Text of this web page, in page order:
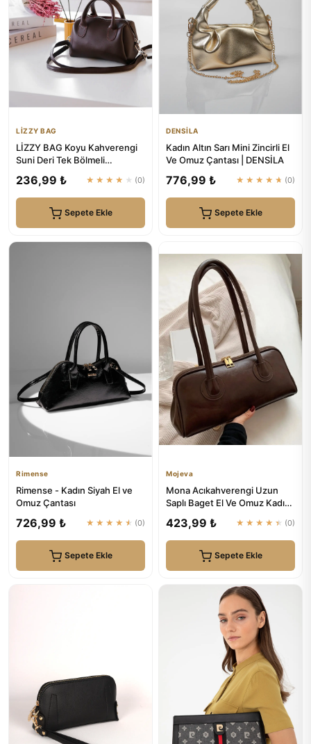
LİZZY BAG
LİZZY BAG Koyu Kahverengi
Suni Deri Tek Bölmeli
236,99 ₺ ★★★★★ (0)
Sepete Ekle
DENSİLA
Kadın Altın Sarı Mini Zincirli El
Ve Omuz Çantası | DENSİLA
776,99 ₺ ★★★★★ (0)
Sepete Ekle
Rimense
Rimense - Kadın Siyah El ve
Omuz Çantası
726,99 ₺ ★★★★★ (0)
Sepete Ekle
Mojeva
Mona Acıkahverengi Uzun
Saplı Baget El Ve Omuz Kadın
423,99 ₺ ★★★★★ (0)
Sepete Ekle